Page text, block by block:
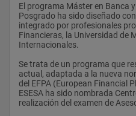
El programa Máster en Banca
Posgrado ha sido diseñado
integrado por profesionales
Financieras, la Universidad de
Internacionales.
Se trata de un programa que
actual, adaptada a la nueva
del EFPA (European Financial
ESESA ha sido nombrada
realización del examen de